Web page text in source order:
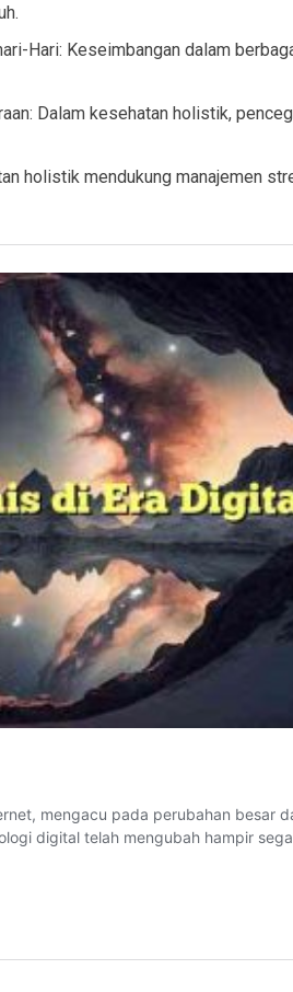
Hari: Keseimbangan dalam
Dalam kesehatan holistik,
holistik mendukung manajemen